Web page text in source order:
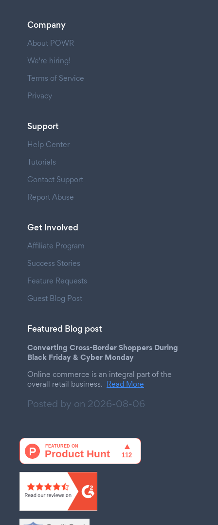
Company
About POWR
We're hiring!
Terms of Service
Privacy
Support
Help Center
Tutorials
Contact Support
Report Abuse
Get Involved
Affiliate Program
Success Stories
Feature Requests
Guest Blog Post
Featured Blog post
Converting Cross-Border Shoppers During
Black Friday & Cyber Monday
Online commerce is an integral part of the
overall retail business. Read More
Posted by on 2026-08-06